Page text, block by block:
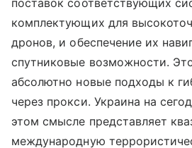
комплектующих для
дронов, и обеспечение их
спутниковые возможности.
абсолютно новые подходы к
через прокси. Украина на
этом смысле представляет
международную